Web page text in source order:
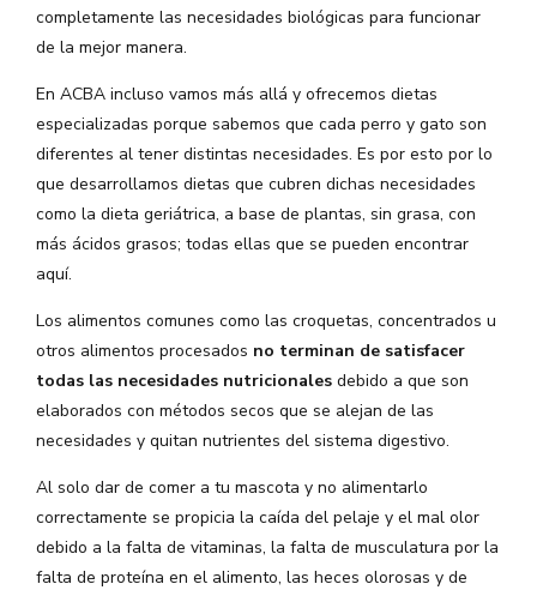
completamente las necesidades biológicas para funcionar
de la mejor manera.
En ACBA incluso vamos más allá y ofrecemos dietas
especializadas porque sabemos que cada perro y gato son
diferentes al tener distintas necesidades. Es por esto por lo
que desarrollamos dietas que cubren dichas necesidades
como la dieta geriátrica, a base de plantas, sin grasa, con
más ácidos grasos; todas ellas que se pueden encontrar
aquí.
Los alimentos comunes como las croquetas, concentrados u
otros alimentos procesados no terminan de satisfacer
todas las necesidades nutricionales debido a que son
elaborados con métodos secos que se alejan de las
necesidades y quitan nutrientes del sistema digestivo.
Al solo dar de comer a tu mascota y no alimentarlo
correctamente se propicia la caída del pelaje y el mal olor
debido a la falta de vitaminas, la falta de musculatura por la
falta de proteína en el alimento, las heces olorosas y de